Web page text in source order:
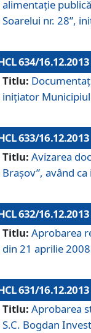
alimentaţie
Soarelui nr. 28”,
634/16.12.2013
Titlu:
iniţiator
633/16.12.2013
Titlu: Avizarea
Braşov”, având
632/16.12.2013
Titlu: Aprobarea
din 21 aprilie
631/16.12.2013
Titlu: Aprobarea
S.C. Bogdan